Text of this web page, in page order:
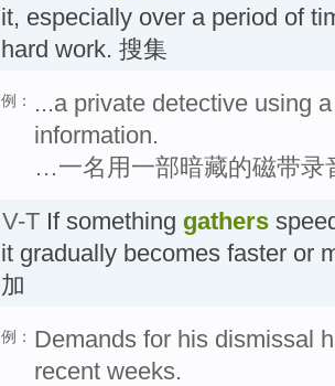
it, especially over a period of
hard work. 搜集
例：
...a private detective using
information.
…一名用一部暗藏的磁带录
V-T If something gathers
it gradually becomes faster or
加
例： Demands for his dismissal
recent weeks.